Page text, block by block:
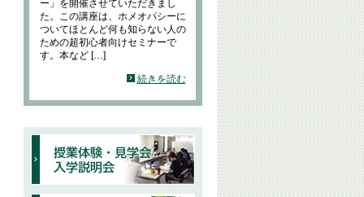
ー」を開催させていただきまし
た。この講座は、ホメオパシーに
ついてほとんど何も知らない人の
ための超初心者向けセミナーで
す。本など […]
続きを読む